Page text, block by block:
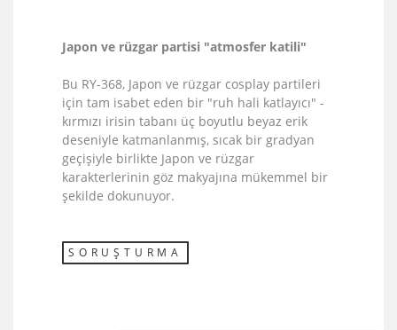
Japon ve rüzgar partisi "atmosfer katili"
Bu RY-368, Japon ve rüzgar cosplay partileri
için tam isabet eden bir "ruh hali katlayıcı" -
kırmızı irisin tabanı üç boyutlu beyaz erik
deseniyle katmanlanmış, sıcak bir gradyan
geçişiyle birlikte Japon ve rüzgar
karakterlerinin göz makyajına mükemmel bir
şekilde dokunuyor.
SORUŞTURMA